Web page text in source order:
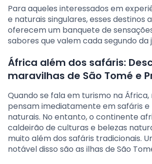
Para aqueles interessados em
e naturais singulares, esses destinos
oferecem um banquete de
sabores que valem cada segundo da
África além dos safáris:
maravilhas de São Tomé e
Quando se fala em turismo na África,
pensam imediatamente em safáris e
naturais. No entanto, o continente
caldeirão de culturas e belezas
muito além dos safáris tradicionais.
notável disso são as ilhas de São